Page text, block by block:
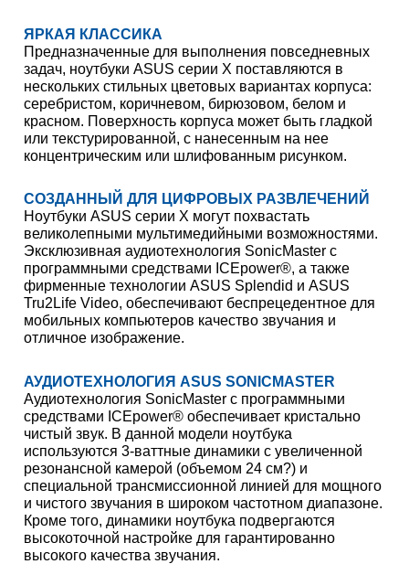
ЯРКАЯ КЛАССИКА
Предназначенные для выполнения повседневных
задач, ноутбуки ASUS серии X поставляются в
нескольких стильных цветовых вариантах корпуса:
серебристом, коричневом, бирюзовом, белом и
красном. Поверхность корпуса может быть гладкой
или текстурированной, с нанесенным на нее
концентрическим или шлифованным рисунком.
СОЗДАННЫЙ ДЛЯ ЦИФРОВЫХ РАЗВЛЕЧЕНИЙ
Ноутбуки ASUS серии X могут похвастать
великолепными мультимедийными возможностями.
Эксклюзивная аудиотехнология SonicMaster с
программными средствами ICEpower®, а также
фирменные технологии ASUS Splendid и ASUS
Tru2Life Video, обеспечивают беспрецедентное для
мобильных компьютеров качество звучания и
отличное изображение.
АУДИОТЕХНОЛОГИЯ ASUS SONICMASTER
Аудиотехнология SonicMaster с программными
средствами ICEpower® обеспечивает кристально
чистый звук. В данной модели ноутбука
используются 3-ваттные динамики с увеличенной
резонансной камерой (объемом 24 см?) и
специальной трансмиссионной линией для мощного
и чистого звучания в широком частотном диапазоне.
Кроме того, динамики ноутбука подвергаются
высокоточной настройке для гарантированно
высокого качества звучания.